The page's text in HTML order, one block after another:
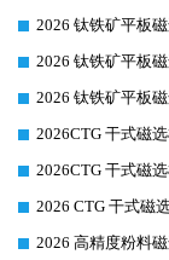
2026 钛铁矿平板
2026 钛铁矿平板
2026 钛铁矿平板
2026CTG 干式磁
2026CTG 干式磁
2026 CTG 干式磁
2026 高精度粉料